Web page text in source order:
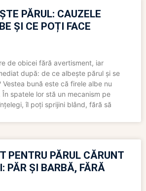
PĂRUL: CAUZELE
ȘI CE POȚI FACE
de obicei fără avertisment, iar
după: de ce albește părul și se
bună este că firele albe nu
spatele lor stă un mecanism pe
îl poți sprijini blând, fără să
PENTRU PĂRUL CĂRUNT
PĂR ȘI BARBĂ, FĂRĂ